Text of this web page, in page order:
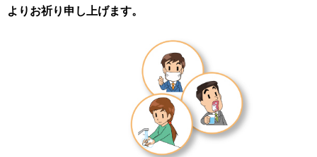
よりお祈り申し上げます。